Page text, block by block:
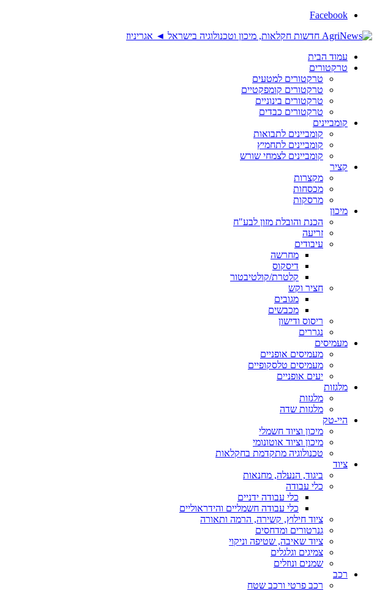
Facebook
עמוד הבית
טרקטורים
טרקטורים למטעים
טרקטורים קומפקטיים
טרקטורים בינוניים
טרקטורים כבדים
קומביינים
קומביינים לתבואות
קומביינים לתחמיץ
קומביינים לצמחי שורש
קציר
מקצרות
מכסחות
מרסקות
מיכון
הכנת והובלת מזון לבע"ח
זריעה
עיבודים
מחרשה
דיסקוס
קלטרת/קולטיבטור
חציר וקש
מגובים
מכבשים
ריסוס ודישון
נגררים
מעמיסים
מעמיסים אופניים
מעמיסים טלסקופיים
יעים אופניים
מלגזות
מלגזות
מלגזות שדה
היי-טק
מיכון וציוד חשמלי
מיכון וציוד אוטונומי
טכנולוגיה מתקדמת בחקלאות
ציוד
ביגוד, הנעלה, מחנאות
כלי עבודה
כלי עבודה ידניים
כלי עבודה חשמליים והידראוליים
ציוד חילוץ, קשירה, הרמה ותאורה
גנרטורים ומדחסים
ציוד שאיבה, שטיפה וניקוי
צמיגים וגלגלים
שמנים ונוזלים
רכב
רכב פרטי ורכב שטח